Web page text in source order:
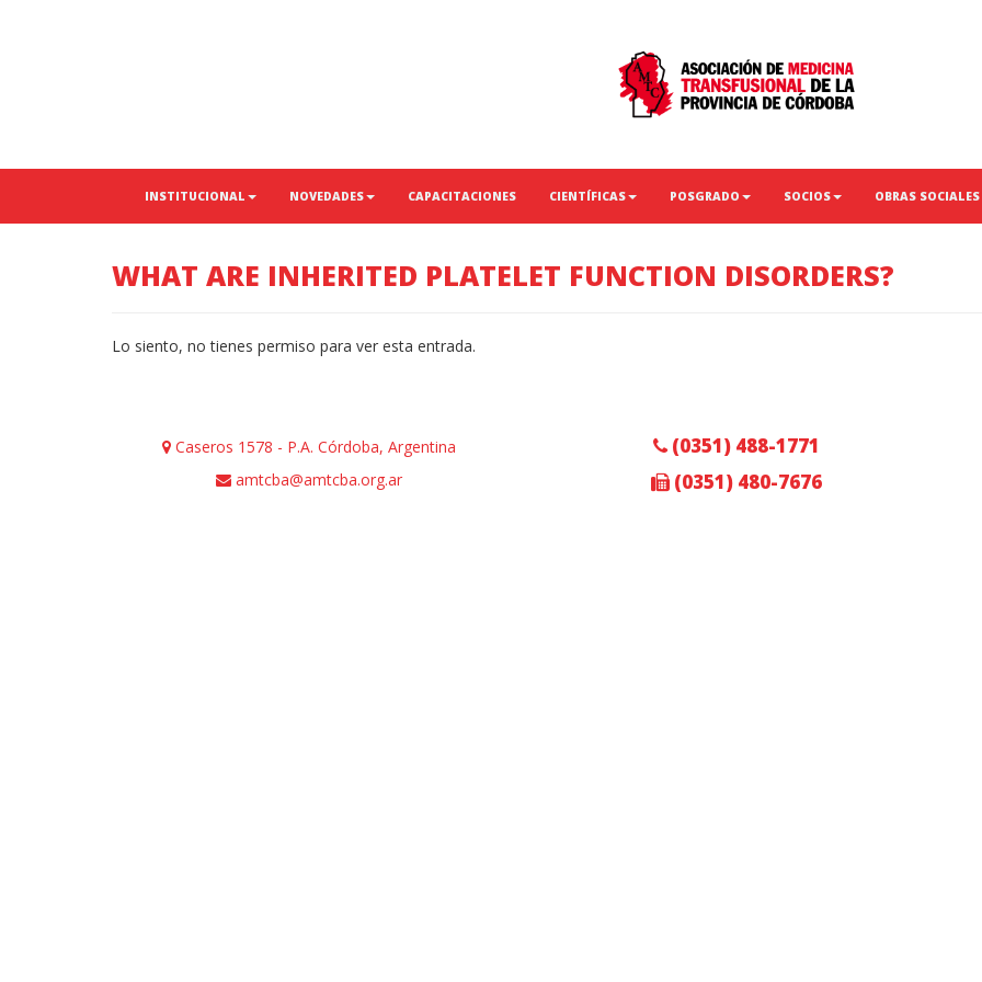
INSTITUCIONAL NOVEDADES CAPACITACIONES CIENTÍFICAS POSGRADO SOCIOS OBRAS SOCIALES
WHAT ARE INHERITED PLATELET FUNCTION DISORDERS?
Lo siento, no tienes permiso para ver esta entrada.
Caseros 1578 - P.A. Córdoba, Argentina
amtcba@amtcba.org.ar
(0351) 488-1771
(0351) 480-7676